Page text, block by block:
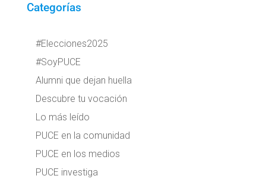
Categorías
#Elecciones2025
#SoyPUCE
Alumni que dejan huella
Descubre tu vocación
Lo más leído
PUCE en la comunidad
PUCE en los medios
PUCE investiga